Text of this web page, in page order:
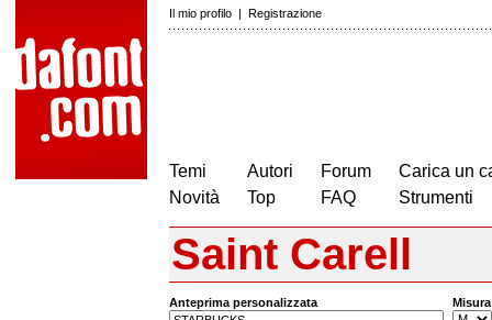
Il mio profilo | Registrazione
Temi
Novità
Autori
Top
Forum
FAQ
Carica un
Strumenti
Saint Carell
Anteprima personalizzata Misura